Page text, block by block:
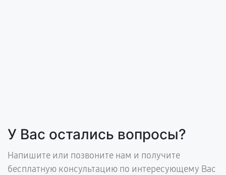
У Вас остались вопросы?
Напишите или позвоните нам и получите
бесплатную консультацию по интересующему Вас